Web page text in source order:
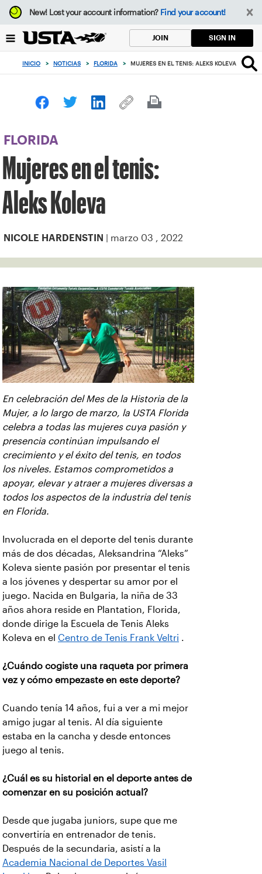
Enfoque
desde
botón
volver
principio
New!Lost your account information? Find your account!
JOIN SIGN IN
INICIO > NOTICIAS > FLORIDA > MUJERES EN EL TENIS: ALEKS KOLEVA
FLORIDA
Mujeres en el tenis:
Aleks Koleva
NICOLE HARDENSTIN | marzo 03 , 2022
En celebración del Mes de la Historia de la
Mujer, a lo largo de marzo, la USTA Florida
celebra a todas las mujeres cuya pasión y
presencia continúan impulsando el
crecimiento y el éxito del tenis, en todos
los niveles. Estamos comprometidos a
apoyar, elevar y atraer a mujeres diversas a
todos los aspectos de la industria del tenis
en Florida.
Involucrada en el deporte del tenis durante
más de dos décadas, Aleksandrina “Aleks”
Koleva siente pasión por presentar el tenis
a los jóvenes y despertar su amor por el
juego. Nacida en Bulgaria, la niña de 33
años ahora reside en Plantation, Florida,
donde dirige la Escuela de Tenis Aleks
Koleva en el Centro de Tenis Frank Veltri .
¿Cuándo cogiste una raqueta por primera
vez y cómo empezaste en este deporte?
Cuando tenía 14 años, fui a ver a mi mejor
amigo jugar al tenis. Al día siguiente
estaba en la cancha y desde entonces
juego al tenis.
¿Cuál es su historial en el deporte antes de
comenzar en su posición actual?
Desde que jugaba juniors, supe que me
convertiría en entrenador de tenis.
Después de la secundaria, asistí a la
Academia Nacional de Deportes Vasil